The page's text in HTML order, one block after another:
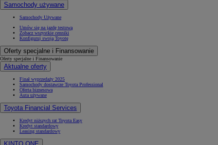
Samochody używane
Samochody Używane
Umów się na jazdę testową
Zobacz wszystkie cenniki
Konfiguruj swoją Toyotę
Oferty specjalne i Finansowanie
Oferty specjalne i Finansowanie
Aktualne oferty
Finał wyprzedaży 2025
Samochody dostawcze Toyota Professional
Oferta biznesowa
Auta używane
Toyota Financial Services
Kredyt niższych rat Toyota Easy
Kredyt standardowy
Leasing standardowy